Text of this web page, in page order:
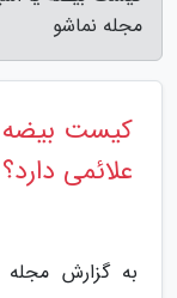
مجله نماشو
کیست بیضه
علائمی دارد؟
به گزارش